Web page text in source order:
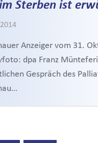
Sterben ist
Anzeiger vom 31.
dpa Franz
Gespräch des